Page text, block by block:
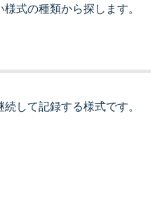
式の種類から探します。
して記録する様式です。